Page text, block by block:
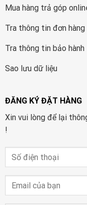
Mua hàng trả góp
Tra thông tin đơn hàng
Tra thông tin bảo hành
Sao lưu dữ liệu
ĐĂNG KÝ ĐẶT HÀNG
Xin vui lòng để lại
!